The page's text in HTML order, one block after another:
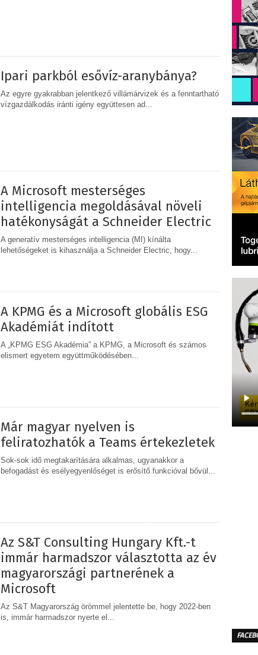
Ipari parkból esővíz-aranybánya?
Az egyre gyakrabban jelentkező villámárvizek és a fenntartható
vízgazdálkodás iránti igény együttesen ad...
A Microsoft mesterséges
intelligencia megoldásával növeli
hatékonyságát a Schneider Electric
A generatív mesterséges intelligencia (MI) kínálta
lehetőségeket is kihasználja a Schneider Electric, hogy...
A KPMG és a Microsoft globális ESG
Akadémiát indított
A „KPMG ESG Akadémia” a KPMG, a Microsoft és számos
elismert egyetem együttműködésében...
Már magyar nyelven is
feliratozhatók a Teams értekezletek
Sok-sok idő megtakarítására alkalmas, ugyanakkor a
befogadást és esélyegyenlőséget is erősítő funkcióval bővül...
Az S&T Consulting Hungary Kft.-t
immár harmadszor választotta az év
magyarországi partnerének a
Microsoft
Az S&T Magyarország örömmel jelentette be, hogy 2022-ben
is, immár harmadszor nyerte el...